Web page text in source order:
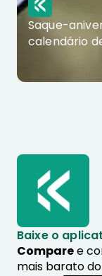
Saque-
calendário
Baixe o
Comparee
mais barato